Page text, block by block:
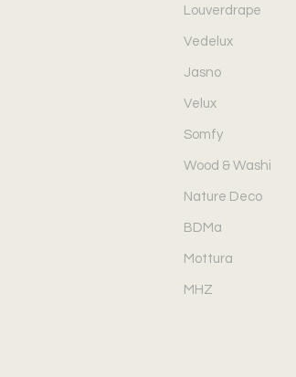
Louverdrape
Vedelux
Jasno
Velux
Somfy
Wood & Washi
Nature Deco
BDMa
Mottura
MHZ